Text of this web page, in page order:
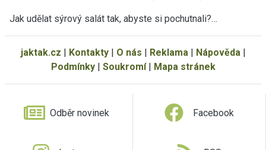
Jak udělat sýrový salát tak, abyste si pochutnali?…
jaktak.cz | Kontakty| O nás | Reklama| Nápověda|
Podmínky| Soukromí| Mapa stránek
Odběr novinek Facebook